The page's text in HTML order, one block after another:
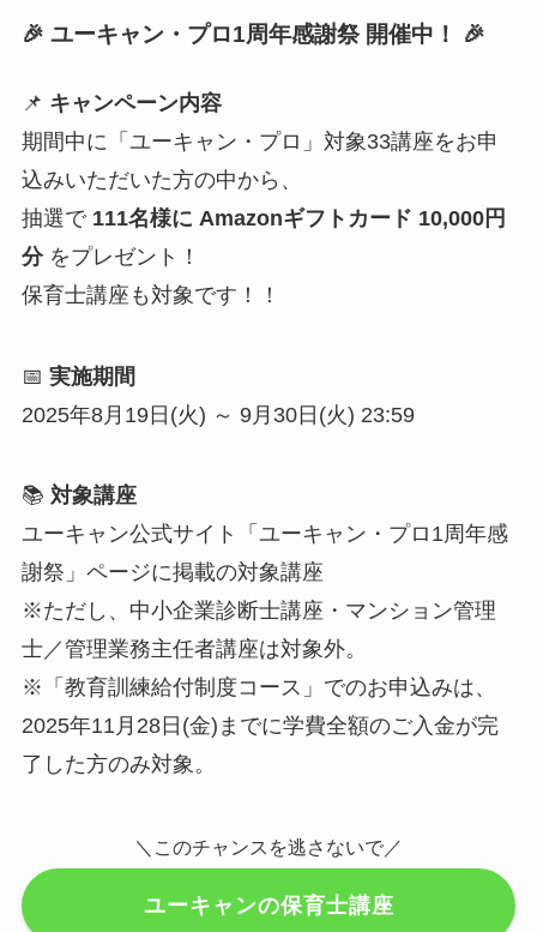
🎉 ユーキャン・プロ1周年感謝祭 開催中！ 🎉
📌 キャンペーン内容
期間中に「ユーキャン・プロ」対象33講座をお申
込みいただいた方の中から、
抽選で 111名様に Amazonギフトカード 10,000円
分をプレゼント！
保育士講座も対象です！！
📅 実施期間
2025年8月19日(火) ～ 9月30日(火) 23:59
📚 対象講座
ユーキャン公式サイト「ユーキャン・プロ1周年感
謝祭」ページに掲載の対象講座
※ただし、中小企業診断士講座・マンション管理
士／管理業務主任者講座は対象外。
※「教育訓練給付制度コース」でのお申込みは、
2025年11月28日(金)までに学費全額のご入金が完
了した方のみ対象。
＼このチャンスを逃さないで／
ユーキャンの保育士講座